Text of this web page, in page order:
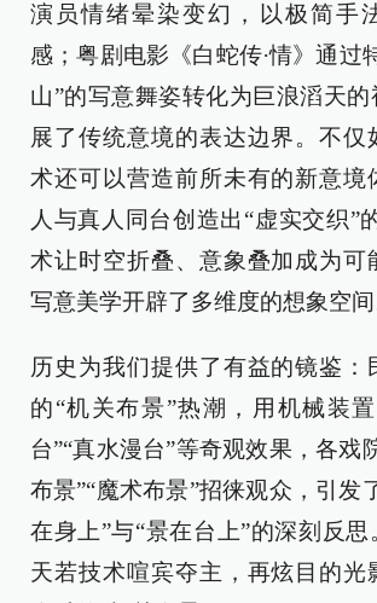
演员情绪晕染变幻，以极简手
感；粤剧电影《白蛇传·情》通过
山”的写意舞姿转化为巨浪滔天
展了传统意境的表达边界。不仅
术还可以营造前所未有的新意境
人与真人同台创造出“虚实交织”
术让时空折叠、意象叠加成为可
写意美学开辟了多维度的想象空间
历史为我们提供了有益的镜鉴：
的“机关布景”热潮，用机械装
台”“真水漫台”等奇观效果，各戏
布景”“魔术布景”招徕观众，引发
在身上”与“景在台上”的深刻反
天若技术喧宾夺主，再炫目的光